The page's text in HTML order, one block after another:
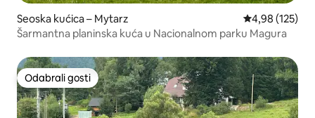
Seoska kućica – Mytarz Prosječna
4,98 (125)
Šarmantna planinska kuća u Nacionalnom parku Magura
Odabrali gosti
Odabrali gosti